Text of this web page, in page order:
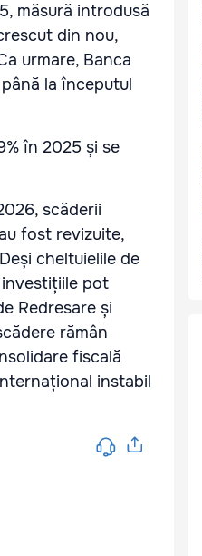
măsură introdusă
din nou,
urmare, Banca
la începutul
în 2025 și se
scăderii
fost revizuite,
cheltuielile de
pot
Redresare și
rămân
fiscală
instabil